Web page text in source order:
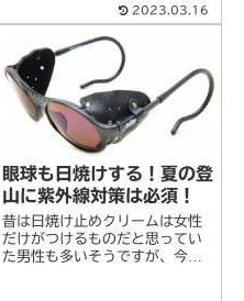
くありませんでしたが、行って
みようということで登山を開始
しました・・・悪天候のなかで
登山を強行、>続きを読む
2023.03.16
眼球も日焼けする！夏の登
山に紫外線対策は必須！
昔は日焼け止めクリームは女性
だけがつけるものだと思ってい
た男性も多いそうですが、今は